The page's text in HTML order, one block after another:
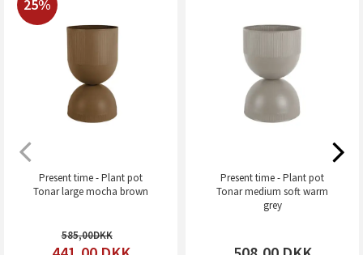
25%
Present time - Plant pot
Tonar large mocha brown
585,00
Present time - Plant pot
Tonar medium soft warm
grey